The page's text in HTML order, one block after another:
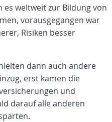
es weltweit zur Bildung von
vorausgegangen war
Risiken besser
dann auch andere
erst kamen die
und
darauf alle anderen